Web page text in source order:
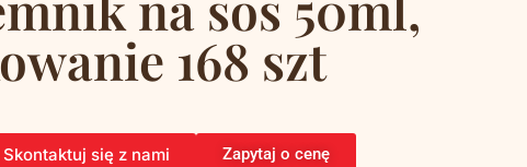
168 szt
Skontaktuj się z nami Zapytaj o cenę